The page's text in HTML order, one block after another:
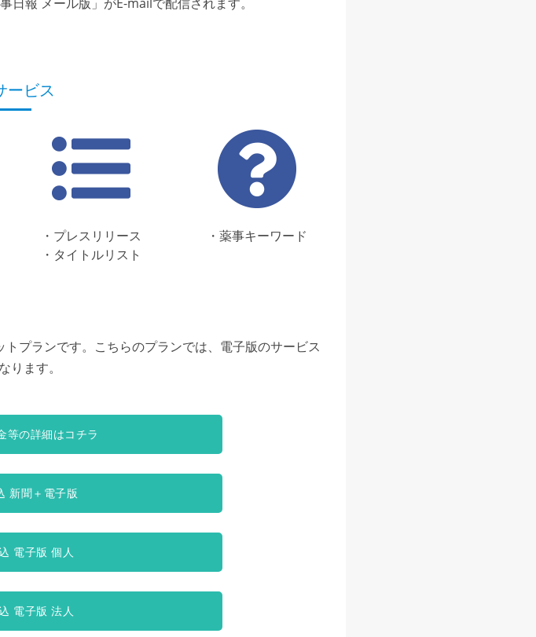
ービス
・プレスリリース
・タイトルリスト
・薬事キーワード
プランです。こちらのプランでは、電子版のサービス
ます。
等の詳細はコチラ
新聞＋電子版
電子版 個人
電子版 法人